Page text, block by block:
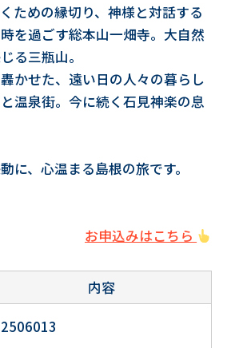
ための縁切り、神様と対話する
を過ごす総本山一畑寺。大自然
る三瓶山。
かせた、遠い日の人々の暮らし
温泉街。今に続く石見神楽の息
に、心温まる島根の旅です。
お申込みはこちら
内容
2506013